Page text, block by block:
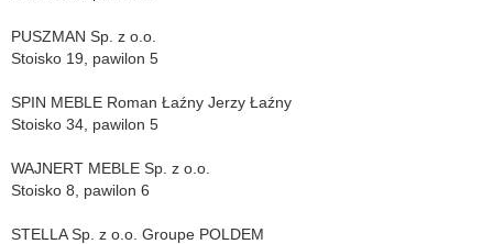
PUSZMAN Sp. z o.o.
Stoisko 19, pawilon 5
SPIN MEBLE Roman Łaźny Jerzy Łaźny
Stoisko 34, pawilon 5
WAJNERT MEBLE Sp. z o.o.
Stoisko 8, pawilon 6
STELLA Sp. z o.o. Groupe POLDEM